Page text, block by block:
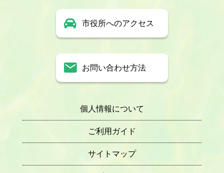
市役所へのアクセス
お問い合わせ方法
個人情報について
ご利用ガイド
サイトマップ